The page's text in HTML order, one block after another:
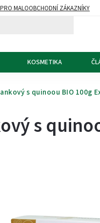
MALOOBCHODNÍ ZÁKAZNÍKY
KOSMETIKA
s quinoou BIO 100g
s